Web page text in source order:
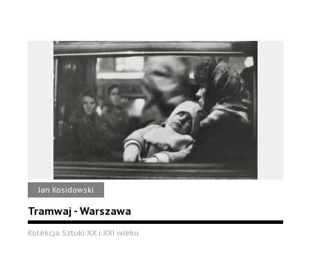
Jan Kosidowski
Tramwaj - Warszawa
Kolekcja Sztuki XX i XXI wieku